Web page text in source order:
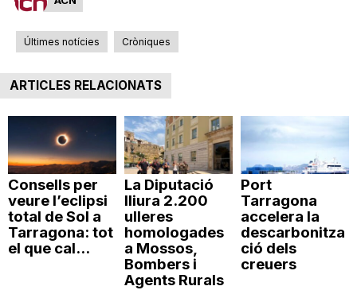
Últimes notícies Cròniques
ARTICLES RELACIONATS
Consells per
veure l’eclipsi
total de Sol a
Tarragona: tot
el que cal...
La Diputació
lliura 2.200
ulleres
homologades
a Mossos,
Bombers i
Agents Rurals
Port
Tarragona
accelera la
descarbonitza
ció dels
creuers